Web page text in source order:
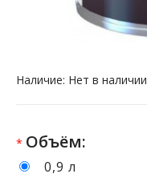
Наличие: Нет в наличии
* Объём:
0,9 л